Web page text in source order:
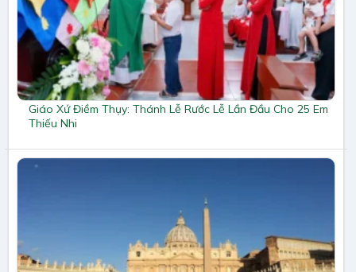
Giáo Xứ Điềm Thụy: Thánh Lễ Rước Lễ Lần Đầu Cho 25 Em
Thiếu Nhi